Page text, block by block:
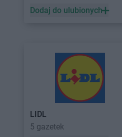
Dodaj do ulubionych
LIDL
5 gazetek